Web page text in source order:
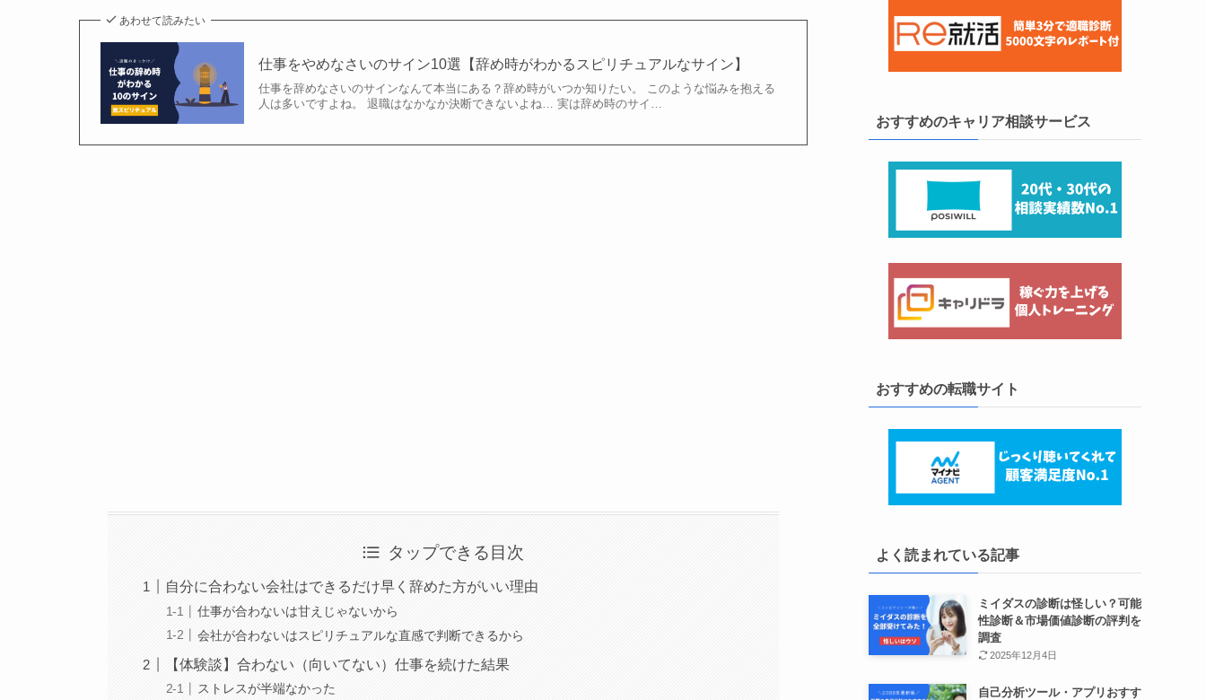
あわせて読みたい
仕事をやめなさいのサイン10選【辞め時がわかるスピリチュアルなサイン】
仕事を辞めなさいのサインなんて本当にある？辞め時がいつか知りたい。 このような悩みを抱える
人は多いですよね。 退職はなかなか決断できないよね… 実は辞め時のサイ…
タップできる目次
自分に合わない会社はできるだけ早く辞めた方がいい理由
仕事が合わないは甘えじゃないから
会社が合わないはスピリチュアルな直感で判断できるから
【体験談】合わない（向いてない）仕事を続けた結果
ストレスが半端なかった
おすすめのキャリア相談サービス
おすすめの転職サイト
よく読まれている記事
ミイダスの診断は怪しい？可能
性診断＆市場価値診断の評判を
調査
2025年12月4日
自己分析ツール・アプリおすす